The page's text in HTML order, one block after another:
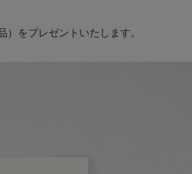
をプレゼントいたします。